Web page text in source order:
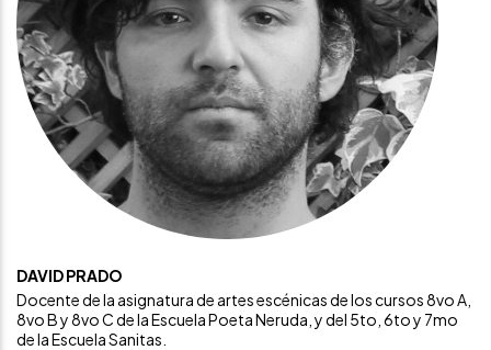
DAVID PRADO
Docente de la asignatura de artes escénicas de los cursos 8vo A,
8vo B y 8vo C de la Escuela Poeta Neruda, y del 5to, 6to y 7mo
de la Escuela Sanitas.